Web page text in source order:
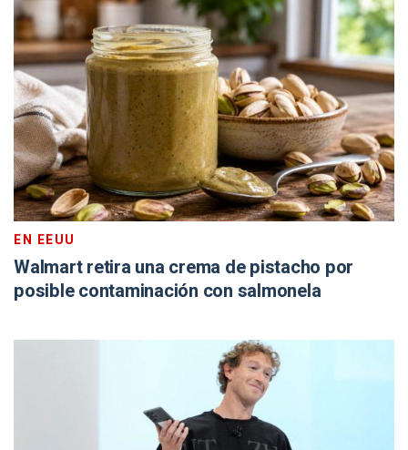
EN EEUU
Walmart retira una crema de pistacho por
posible contaminación con salmonela